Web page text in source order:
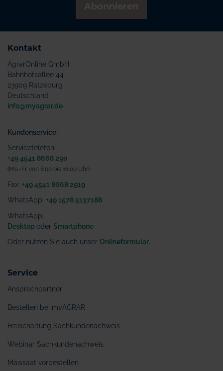
Kontakt
AgrarOnline GmbH
Bahnhofsallee 44
23909 Ratzeburg
Deutschland
info@myagrar.de
Kundenservice:
Servicetelefon:
+49 4541 8668 290
(Mo.-Fr. von 8.00 bis 16.00 Uhr)
Fax: +49 4541 8668 2919
WhatsApp: +49 1578 5137188
WhatsApp:
Desktop oder Smartphone
Oder nutzen Sie auch unser Onlineformular
Service
Ansprechpartner
Bestellen bei myAGRAR
Freischaltung Sachkundenachweis
Webinar Sachkundenachweis
Maissaat vorbestellen